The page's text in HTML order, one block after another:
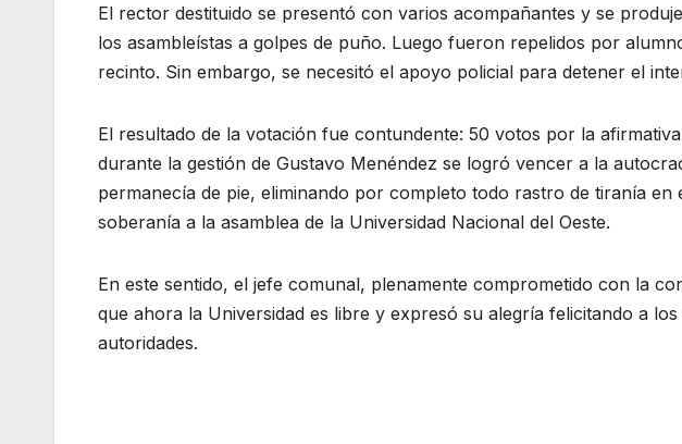
El rector destituido se presentó con varios acompañantes y se
los asambleístas a golpes de puño. Luego fueron repelidos por
recinto. Sin embargo, se necesitó el apoyo policial para detener el
El resultado de la votación fue contundente: 50 votos por la
durante la gestión de Gustavo Menéndez se logró vencer a la
permanecía de pie, eliminando por completo todo rastro de tiranía
soberanía a la asamblea de la Universidad Nacional del Oeste.
En este sentido, el jefe comunal, plenamente comprometido con la
que ahora la Universidad es libre y expresó su alegría felicitando a
autoridades.